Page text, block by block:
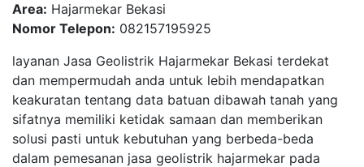
Area: Hajarmekar Bekasi
Nomor Telepon: 082157195925
layanan Jasa Geolistrik Hajarmekar Bekasi terdekat
dan mempermudah anda untuk lebih mendapatkan
keakuratan tentang data batuan dibawah tanah yang
sifatnya memiliki ketidak samaan dan memberikan
solusi pasti untuk kebutuhan yang berbeda-beda
dalam pemesanan jasa geolistrik hajarmekar pada